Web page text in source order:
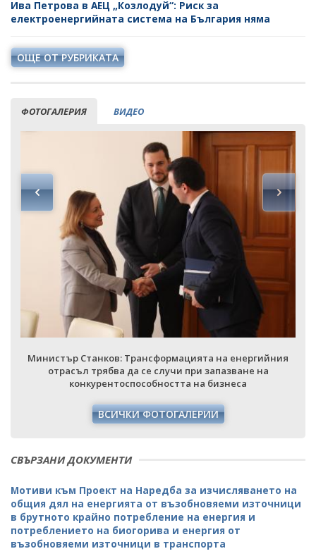
Ива Петрова в АЕЦ „Козлодуй“: Риск за
електроенергийната система на България няма
ОЩЕ ОТ РУБРИКАТА
ФОТОГАЛЕРИЯ ВИДЕО
Министър Станков: Трансформацията на енергийния
отрасъл трябва да се случи при запазване на
конкурентоспособността на бизнеса
ВСИЧКИ ФОТОГАЛЕРИИ
СВЪРЗАНИ ДОКУМЕНТИ
Мотиви към Проект на Наредба за изчисляването на
общия дял на енергията от възобновяеми източници
в брутното крайно потребление на енергия и
потреблението на биогорива и енергия от
възобновяеми източници в транспорта